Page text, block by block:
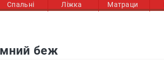
Спальні Ліжка Матраци
беж